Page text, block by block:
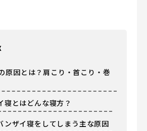
原因とは？肩こり・首こり・巻
寝とはどんな寝方？
ンザイ寝をしてしまう主な原因